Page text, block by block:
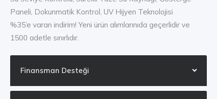
Paneli, Dokunmatik Kontrol, UV Hijyen Teknolojisi
%35’e varan indirim! Yeni ürün alımlarınıda geçerlidir ve
1500 adetle sınırlıdır.
Finansman Desteği